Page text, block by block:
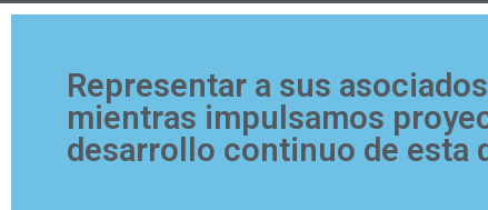
Representar a sus
mientras impulsamos
desarrollo continuo de esta